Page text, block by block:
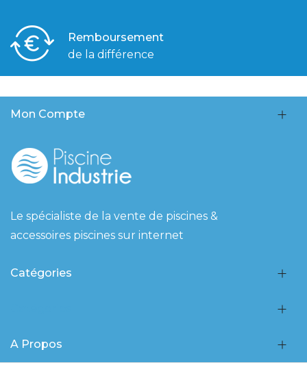
Remboursement
de la différence
Le spécialiste de la vente de piscines &
accessoires piscines sur internet
Catégories
A Propos
Mon Compte